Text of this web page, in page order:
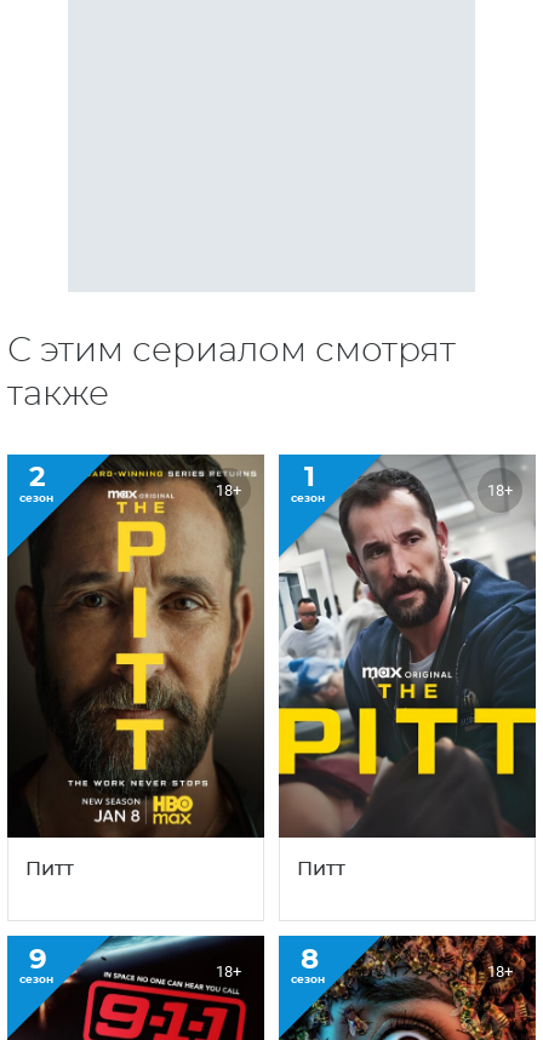
С этим сериалом смотрят
также
2
сезон 18+
Питт
1
сезон 18+
Питт
9
сезон 18+ 8
сезон 18+